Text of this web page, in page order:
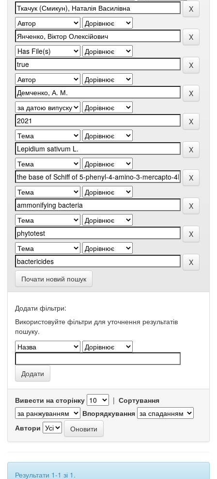
Почати новий пошук
Додати фільтри:
Використовуйте фільтри для уточнення результатів
пошуку.
Вивести на сторінку | Сортування
Впорядкування
Автори
Результати 1-1 зі 1.